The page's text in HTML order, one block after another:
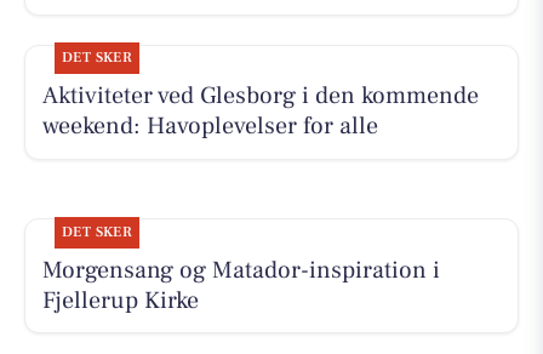
DET SKER
Aktiviteter ved Glesborg i den kommende
weekend: Havoplevelser for alle
DET SKER
Morgensang og Matador-inspiration i
Fjellerup Kirke